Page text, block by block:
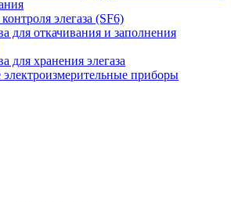
элегаза (SF6)
для откачивания и заполнения
для хранения элегаза
приборы